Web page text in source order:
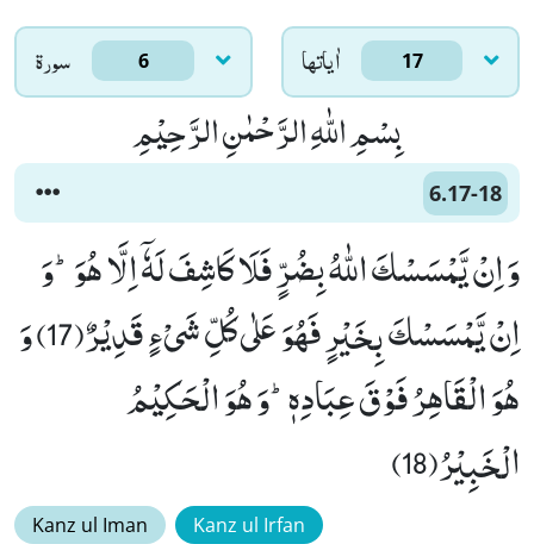
سورۃ 6 اٰياتها 17
بِسْمِ اللّٰهِ الرَّحْمٰنِ الرَّحِیْمِ
6.17-18
وَ اِنْ یَّمْسَسْكَ اللّٰهُ بِضُرٍّ فَلَا كَاشِفَ لَهٗۤ اِلَّا هُوَؕ-وَ
اِنْ یَّمْسَسْكَ بِخَیْرٍ فَهُوَ عَلٰى كُلِّ شَیْءٍ قَدِیْرٌ(17) وَ
هُوَ الْقَاهِرُ فَوْقَ عِبَادِهٖؕ-وَ هُوَ الْحَكِیْمُ
الْخَبِیْرُ(18)
Kanz ul Iman Kanz ul Irfan